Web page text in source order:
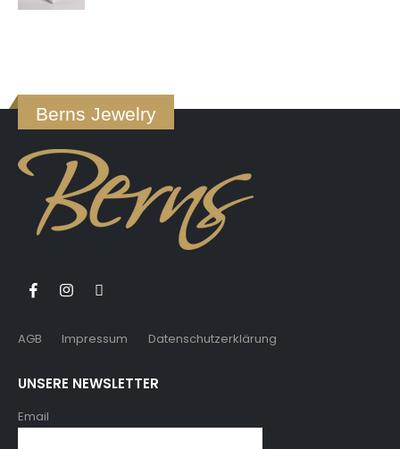
Berns Jewelry
AGB Impressum Datenschutzerklärung
UNSERE NEWSLETTER
Email